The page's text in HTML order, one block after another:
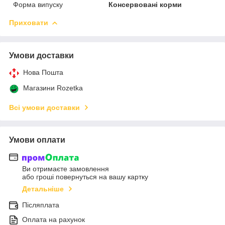
Форма випуску Консервовані корми
Приховати
Умови доставки
Нова Пошта
Магазини Rozetka
Всі умови доставки
Умови оплати
Ви отримаєте замовлення
або гроші повернуться на вашу картку
Детальніше
Післяплата
Оплата на рахунок